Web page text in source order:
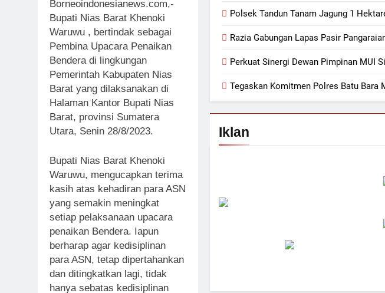
Borneoindonesianews.com,-
Bupati Nias Barat Khenoki
Waruwu , bertindak sebagai
Pembina Upacara Penaikan
Bendera di lingkungan
Pemerintah Kabupaten Nias
Barat yang dilaksanakan di
Halaman Kantor Bupati Nias
Barat, provinsi Sumatera
Utara, Senin 28/8/2023.
Bupati Nias Barat Khenoki
Waruwu, mengucapkan terima
kasih atas kehadiran para ASN
yang semakin meningkat
setiap pelaksanaan upacara
penaikan Bendera. Iapun
berharap agar kedisiplinan
para ASN, tetap dipertahankan
dan ditingkatkan lagi, tidak
hanya sebatas kedisiplinan
Polsek Tandun Tanam Jagung 1
Razia Gabungan Lapas Pasir
Perkuat Sinergi Dewan Pimpinan MUI
Tegaskan Komitmen Polres Batu Bara
Iklan